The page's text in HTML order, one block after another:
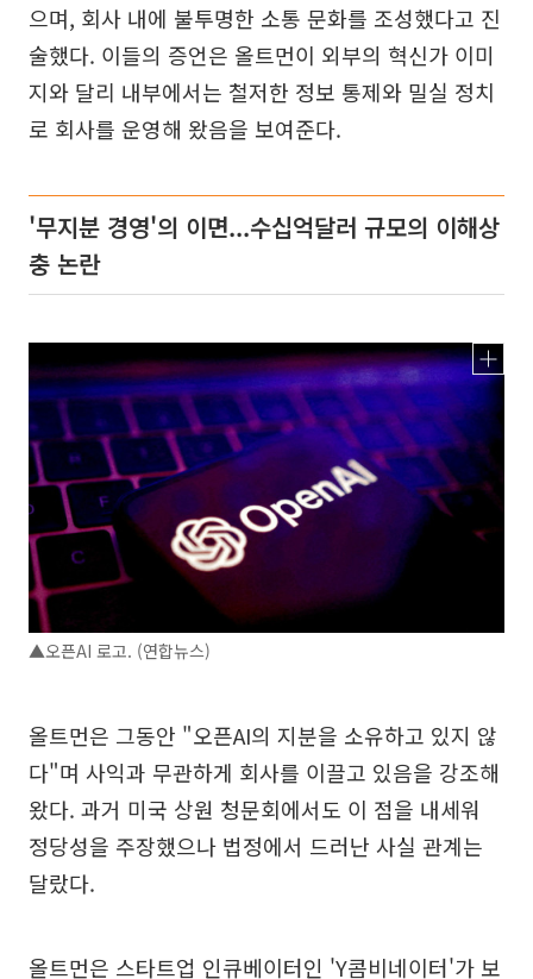
으며, 회사 내에 불투명한 소통 문화를 조성했다고 진
술했다. 이들의 증언은 올트먼이 외부의 혁신가 이미
지와 달리 내부에서는 철저한 정보 통제와 밀실 정치
로 회사를 운영해 왔음을 보여준다.
'무지분 경영'의 이면...수십억달러 규모의 이해상
충 논란
▲오픈AI 로고. (연합뉴스)
올트먼은 그동안 "오픈AI의 지분을 소유하고 있지 않
다"며 사익과 무관하게 회사를 이끌고 있음을 강조해
왔다. 과거 미국 상원 청문회에서도 이 점을 내세워
정당성을 주장했으나 법정에서 드러난 사실 관계는
달랐다.
올트먼은 스타트업 인큐베이터인 'Y콤비네이터'가 보